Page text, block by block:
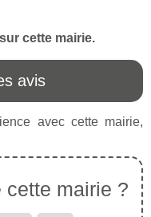
cette mairie.
avis
avec cette mairie,
cette mairie ?